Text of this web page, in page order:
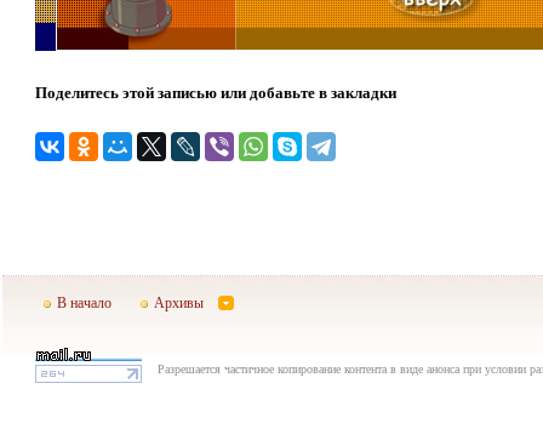
Поделитесь этой записью или добавьте в закладки
В начало Архивы
Разрешается частичное копирование контента в виде анонса при условии